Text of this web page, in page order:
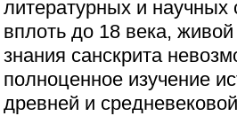
литературных и научных
вплоть до 18 века,
знания санскрита
полноценное изучение
древней и